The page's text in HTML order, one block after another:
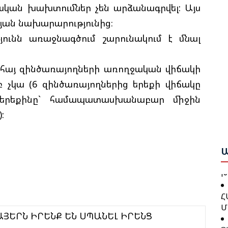
խախտումներ չեն արձանագրվել: Այս
նախարարությունից։
առաջնագծում շարունակում է մնալ
զինծառայողների առողջական վիճակի
չկա (6 զինծառայողներից երեքի վիճակը
համապատասխանաբար միջին
ԻՐԵՆՔ ԵՆ ՍՊԱՆԵԼ ԻՐԵՆՑ